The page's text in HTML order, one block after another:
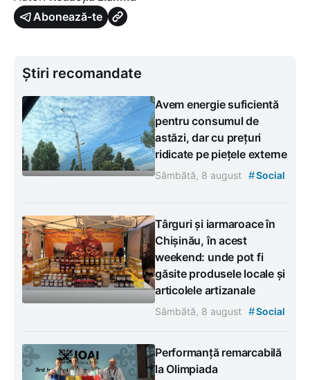
Abonează-te
Știri recomandate
Avem energie suficientă
pentru consumul de
astăzi, dar cu prețuri
ridicate pe piețele externe
Sâmbătă, 8 august #Social
Târguri și iarmaroace în
Chișinău, în acest
weekend: unde pot fi
găsite produsele locale și
articolele artizanale
Sâmbătă, 8 august #Social
Performanță remarcabilă
la Olimpiada